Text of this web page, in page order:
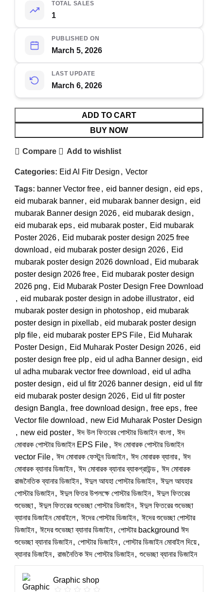
TOTAL SALES
1
PUBLISHED ON
March 5, 2026
LAST UPDATE
March 6, 2026
ADD TO CART
BUY NOW
Compare Add to wishlist
Categories: Eid Al Fitr Design , Vector
Tags: banner Vector free, eid banner design , eid eps,
eid mubarak banner, eid mubarak banner design , eid
mubarak Banner design 2026, eid mubarak design ,
eid mubarak eps, eid mubarak poster, Eid mubarak
Poster 2026, Eid mubarak poster design 2025 free
download , eid mubarak poster design 2026, Eid
mubarak poster design 2026 download , Eid mubarak
poster design 2026 free, Eid mubarak poster design
2026 png , Eid Mubarak Poster Design Free Download
, eid mubarak poster design in adobe illustrator, eid
mubarak poster design in photoshop, eid mubarak
poster design in pixellab, eid mubarak poster design
plp file, eid mubarak poster EPS File, Eid Muharak
Poster Design , Eid Muharak Poster Design 2026, eid
poster design free plp, eid ul adha Banner design , eid
ul adha mubarak vector free download , eid ul adha
poster design , eid ul fitr 2026 banner design , eid ul fitr
eid mubarak poster design 2026, Eid ul fitr poster
design Bangla , free download design , free eps, free
Vector file download , new Eid Muharak Poster Design
, new eid poster, ঈদ উল ফিতরের পোস্টার ডিজাইন বাংলা, ঈদ
মোবারক পোস্টার ডিজাইন EPS File, ঈদ মোবারক পোস্টার ডিজাইন
vector File, ঈদ মোবারক ফেস্টুন ডিজাইন, ঈদ মোবারক ব্যানার, ঈদ
মোবারক ব্যানার ডিজাইন, ঈদ মোবারক ব্যানার ব্যাকগ্রাউন্ড, ঈদ মোবারক
রাজনৈতিক ব্যানার ডিজাইন, ঈদুল আযহা পোস্টার ডিজাইন, ঈদুল আযহার
পোস্টার ডিজাইন, ঈদুল ফিতর উপলক্ষে পোস্টার ডিজাইন, ঈদুল ফিতরের
শুভেচ্ছা, ঈদুল ফিতরের শুভেচ্ছা পোস্টার ডিজাইন, ঈদুল ফিতরের শুভেচ্ছা
ব্যানার ডিজাইন মোবাইলে, ঈদের পোস্টার ডিজাইন, ঈদের শুভেচ্ছা পোস্টার
ডিজাইন, ঈদের শুভেচ্ছা ব্যানার ডিজাইন, পোস্টার background ঈদ
শুভেচ্ছা ব্যানার ডিজাইন, পোস্টার ডিজাইন, পোস্টার ডিজাইন মোবাইল দিয়ে,
ব্যানার ডিজাইন, রাজনৈতিক ঈদ পোস্টার ডিজাইন, শুভেচ্ছা ব্যানার ডিজাইন
Graphic shop